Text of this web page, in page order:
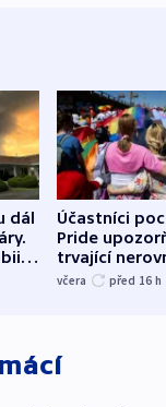
dál
lidí
Účastníci
Pride
trvající
včera před 16 h